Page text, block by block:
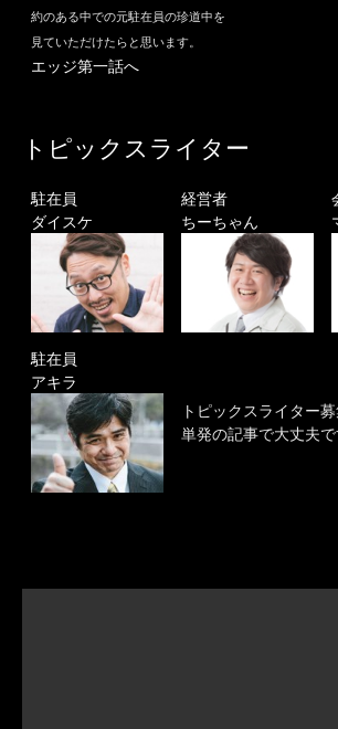
約のある中での元駐在員の珍道中を
見ていただけたらと思います。
エッジ第一話へ
トピックスライター
駐在員
ダイスケ
経営者
ちーちゃん
駐在員
アキラ
トピックスライター募
単発の記事で大丈夫で